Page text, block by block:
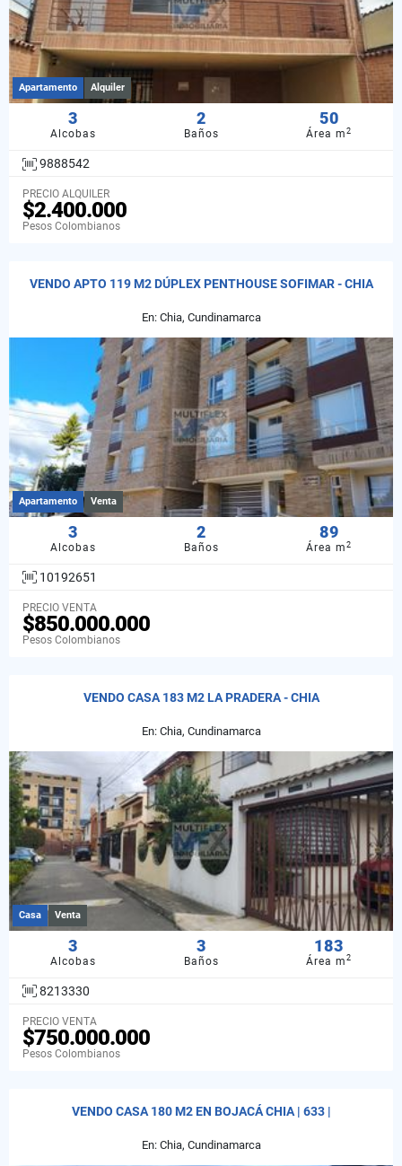
Apartamento Alquiler
3
Alcobas
2
Baños
50
Área m2
9888542
PRECIO ALQUILER
$2.400.000
Pesos Colombianos
VENDO APTO 119 M2 DÚPLEX PENTHOUSE SOFIMAR - CHIA
En: Chia, Cundinamarca
Apartamento Venta
3
Alcobas
2
Baños
89
Área m2
10192651
PRECIO VENTA
$850.000.000
Pesos Colombianos
VENDO CASA 183 M2 LA PRADERA - CHIA
En: Chia, Cundinamarca
Casa Venta
3
Alcobas
3
Baños
183
Área m2
8213330
PRECIO VENTA
$750.000.000
Pesos Colombianos
VENDO CASA 180 M2 EN BOJACÁ CHIA | 633 |
En: Chia, Cundinamarca